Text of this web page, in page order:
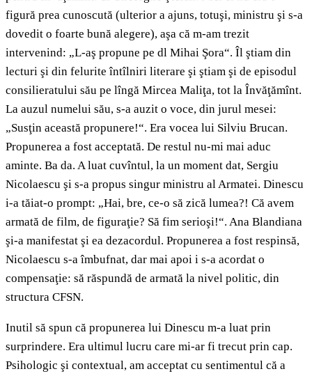
figură prea cunoscută (ulterior a ajuns, totuşi, ministru şi s-a
dovedit o foarte bună alegere), aşa că m-am trezit
intervenind: „L‑aş propune pe dl Mihai Şora“. Îl ştiam din
lecturi şi din felurite întîlniri literare şi ştiam şi de episodul
consilieratului său pe lîngă Mircea Maliţa, tot la Învăţămînt.
La auzul numelui său, s-a auzit o voce, din jurul mesei:
„Susţin această propunere!“. Era vocea lui Silviu Brucan.
Propunerea a fost acceptată. De restul nu-mi mai aduc
aminte. Ba da. A luat cuvîntul, la un moment dat, Sergiu
Nicolaescu şi s-a propus singur ministru al Armatei. Dinescu
i-a tăiat-o prompt: „Hai, bre, ce-o să zică lumea?! Că avem
armată de film, de figuraţie? Să fim serioşi!“. Ana Blandiana
şi-a manifestat şi ea dezacordul. Propunerea a fost respinsă,
Nicolaescu s-a îmbufnat, dar mai apoi i s-a acordat o
compensaţie: să răspundă de armată la nivel politic, din
structura CFSN.
Inutil să spun că propunerea lui Dinescu m-a luat prin
surprindere. Era ultimul lucru care mi-ar fi trecut prin cap.
Psihologic şi contextual, am acceptat cu sentimentul că a